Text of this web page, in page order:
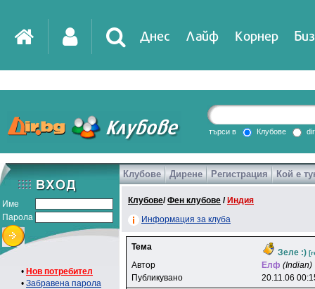
Днес Лайф Корнер
DirTV Impressio
Games
търси в Клубове
Име
Парола
• Нов потребител
• Забравена парола
Клубове Дирене Регистрация Кой е
Клубове/Фен клубове / Индия
Информация за клуба
Тема
Зеле :)
Автор Eлф (Indian)
Публикувано
20.11.06